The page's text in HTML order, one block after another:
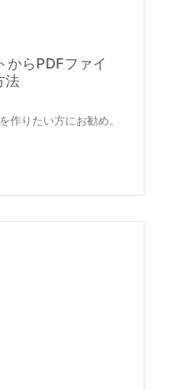
からPDFファイ
法
作りたい方にお勧め。